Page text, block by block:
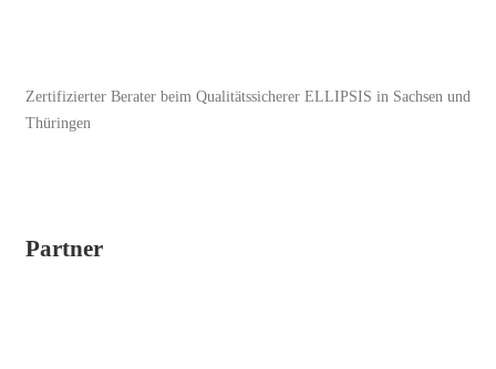
Zertifizierter Berater beim Qualitätssicherer ELLIPSIS in Sachsen und
Thüringen
Partner